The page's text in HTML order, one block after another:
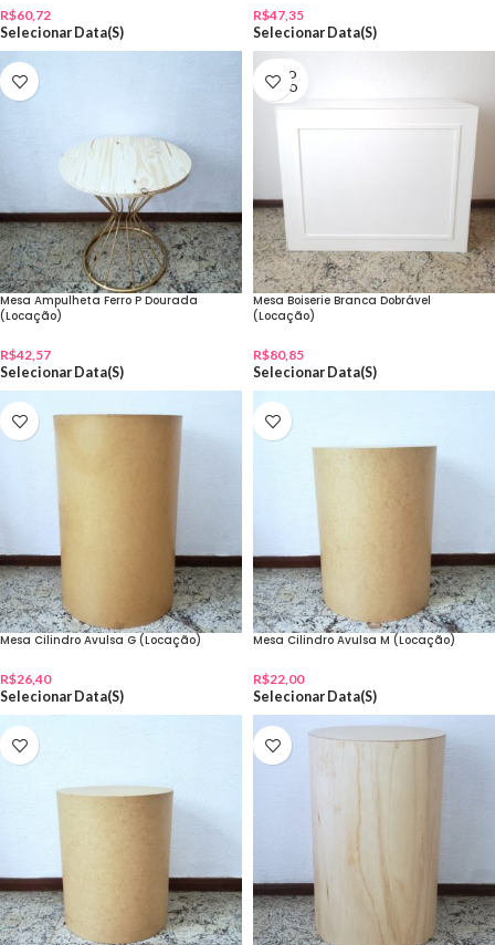
R$60,72
Selecionar Data(s)
R$47,35
Selecionar Data(s)
Mesa Ampulheta Ferro P Dourada
(Locação)
R$42,57
Selecionar Data(s)
ESGO
TADO
Mesa Boiserie Branca Dobrável
(Locação)
R$80,85
Selecionar Data(s)
Mesa Cilindro Avulsa G (Locação)
R$26,40
Selecionar Data(s)
Mesa Cilindro Avulsa M (Locação)
R$22,00
Selecionar Data(s)